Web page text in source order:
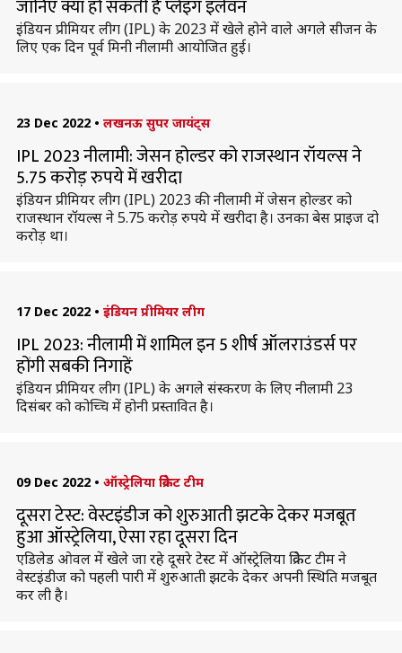
जानिए क्या हो सकती है प्लेइंग इलेवन
इंडियन प्रीमियर लीग (IPL) के 2023 में खेले होने वाले अगले सीजन के
लिए एक दिन पूर्व मिनी नीलामी आयोजित हुई।
23 Dec 2022 • लखनऊ सुपर जायंट्स
IPL 2023 नीलामी: जेसन होल्डर को राजस्थान रॉयल्स ने
5.75 करोड़ रुपये में खरीदा
इंडियन प्रीमियर लीग (IPL) 2023 की नीलामी में जेसन होल्डर को
राजस्थान रॉयल्स ने 5.75 करोड़ रुपये में खरीदा है। उनका बेस प्राइज दो
करोड़ था।
17 Dec 2022 • इंडियन प्रीमियर लीग
IPL 2023: नीलामी में शामिल इन 5 शीर्ष ऑलराउंडर्स पर
होंगी सबकी निगाहें
इंडियन प्रीमियर लीग (IPL) के अगले संस्करण के लिए नीलामी 23
दिसंबर को कोच्चि में होनी प्रस्तावित है।
09 Dec 2022 • ऑस्ट्रेलिया क्रिकेट टीम
दूसरा टेस्ट: वेस्टइंडीज को शुरुआती झटके देकर मजबूत
हुआ ऑस्ट्रेलिया, ऐसा रहा दूसरा दिन
एडिलेड ओवल में खेले जा रहे दूसरे टेस्ट में ऑस्ट्रेलिया क्रिकेट टीम ने
वेस्टइंडीज को पहली पारी में शुरुआती झटके देकर अपनी स्थिति मजबूत
कर ली है।